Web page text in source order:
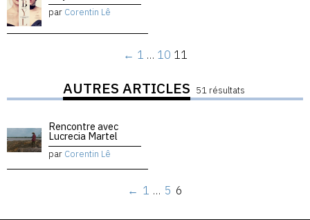
par Corentin Lê
← 1 … 10 11
AUTRES ARTICLES 51 résultats
Rencontre avec
Lucrecia Martel
par Corentin Lê
← 1 … 5 6